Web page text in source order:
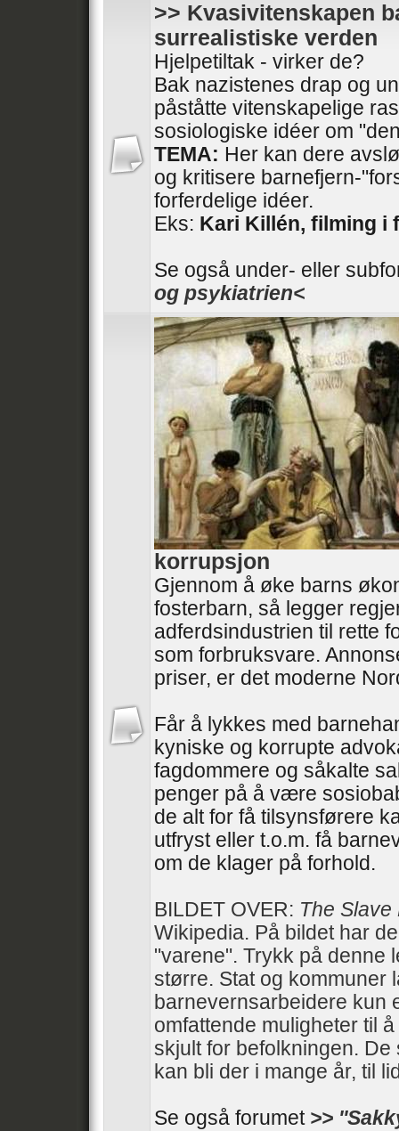
>> Kvasivitenskapen
surrealistiske verden
Hjelpetiltak - virker de?
Bak nazistenes drap og
påståtte vitenskapelige
sosiologiske idéer om
TEMA: Her kan dere
og kritisere barnefjern-
forferdelige idéer.
Eks: Kari Killén, filming i
Se også under- eller
og psykiatrien<
korrupsjon
Gjennom å øke barns
fosterbarn, så legger
adferdsindustrien til rette
som forbruksvare.
priser, er det moderne
Får å lykkes med
kyniske og korrupte
fagdommere og såkalte
penger på å være
de alt for få tilsynsførere
utfryst eller t.o.m. få
om de klager på forhold.
BILDET OVER: The Slave
Wikipedia. På bildet har
"varene". Trykk på denne
større. Stat og kommuner
barnevernsarbeidere kun
omfattende muligheter til
skjult for befolkningen.
kan bli der i mange år, til
Se også forumet >>